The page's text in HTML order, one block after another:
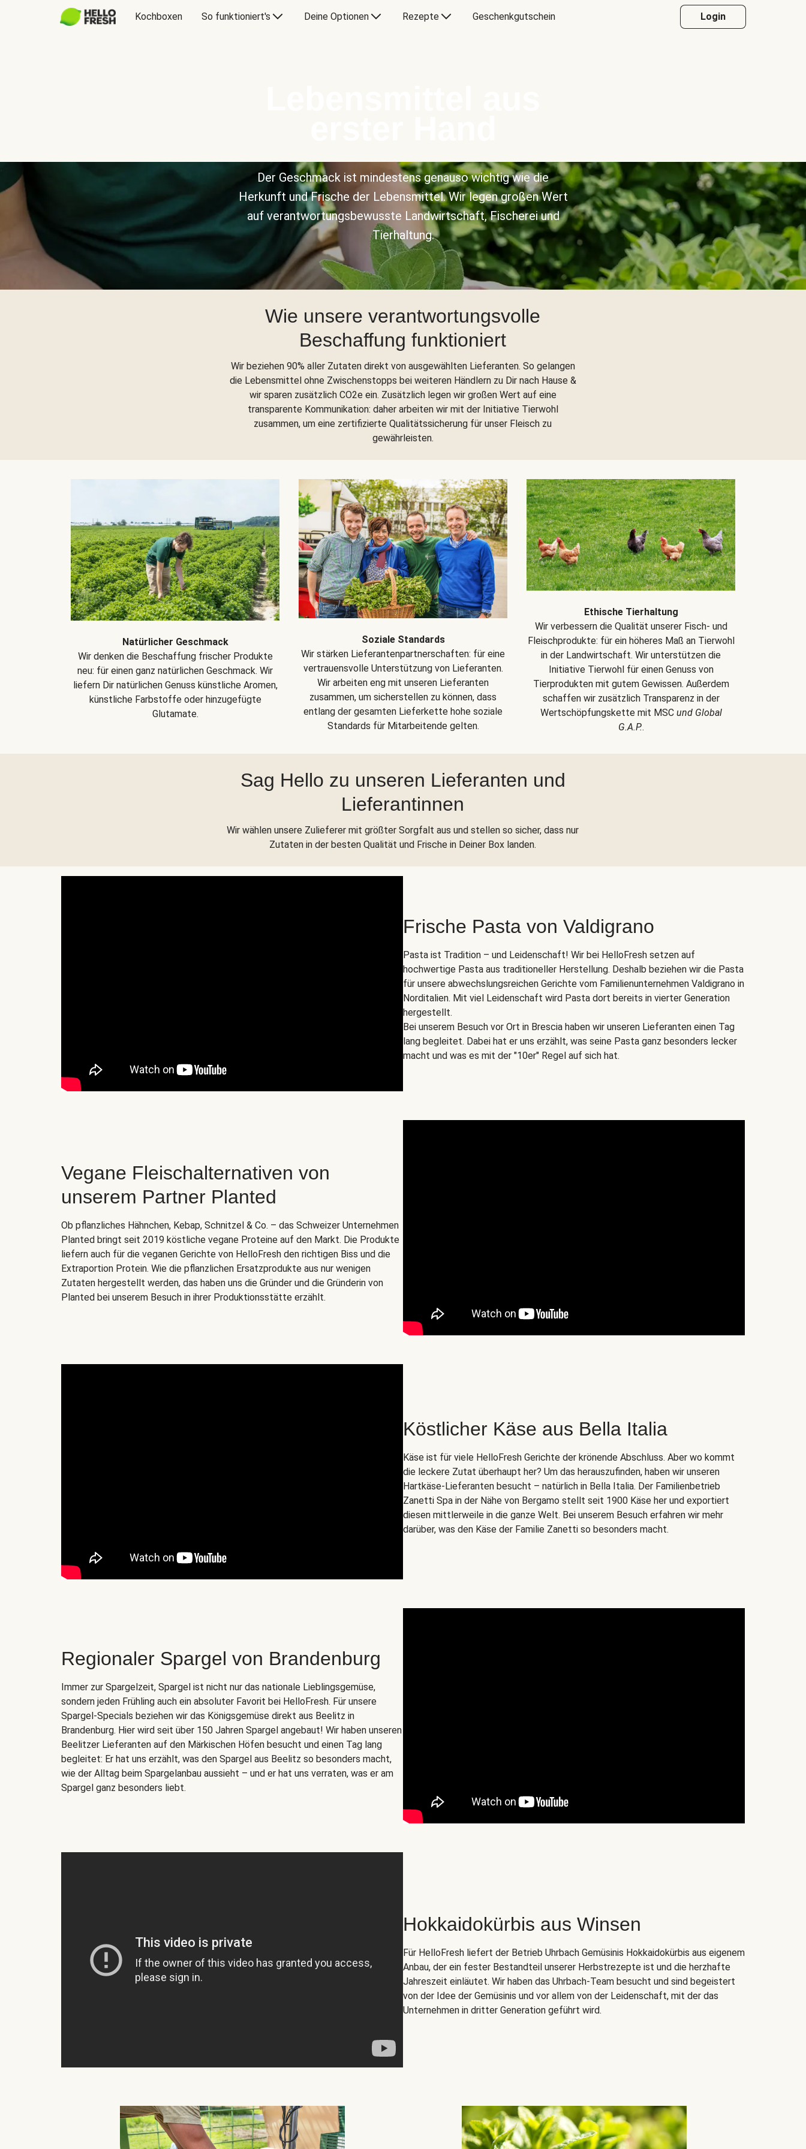
Kochboxen So funktioniert's Deine Optionen Rezepte Geschenkgutschein Login
Der Geschmack ist mindestens genauso wichtig wie die
Herkunft und Frische der Lebensmittel. Wir legen großen Wert
auf verantwortungsbewusste Landwirtschaft, Fischerei und
Tierhaltung.
Wie unsere verantwortungsvolle
Beschaffung funktioniert
Wir beziehen 90% aller Zutaten direkt von ausgewählten Lieferanten. So gelangen
die Lebensmittel ohne Zwischenstopps bei weiteren Händlern zu Dir nach Hause &
wir sparen zusätzlich CO2e ein. Zusätzlich legen wir großen Wert auf eine
transparente Kommunikation: daher arbeiten wir mit der Initiative Tierwohl
zusammen, um eine zertifizierte Qualitätssicherung für unser Fleisch zu
gewährleisten.
Natürlicher Geschmack
Wir denken die Beschaffung frischer Produkte
neu: für einen ganz natürlichen Geschmack. Wir
liefern Dir natürlichen Genuss künstliche Aromen,
künstliche Farbstoffe oder hinzugefügte
Glutamate.
Soziale Standards
Wir stärken Lieferantenpartnerschaften: für eine
vertrauensvolle Unterstützung von Lieferanten.
Wir arbeiten eng mit unseren Lieferanten
zusammen, um sicherstellen zu können, dass
entlang der gesamten Lieferkette hohe soziale
Standards für Mitarbeitende gelten.
Ethische Tierhaltung
Wir verbessern die Qualität unserer Fisch- und
Fleischprodukte: für ein höheres Maß an Tierwohl
in der Landwirtschaft. Wir unterstützen die
Initiative Tierwohl für einen Genuss von
Tierprodukten mit gutem Gewissen. Außerdem
schaffen wir zusätzlich Transparenz in der
Wertschöpfungskette mit MSCund Global
G.A.P..
Sag Hello zu unseren Lieferanten und
Lieferantinnen
Wir wählen unsere Zulieferer mit größter Sorgfalt aus und stellen so sicher, dass nur
Zutaten in der besten Qualität und Frische in Deiner Box landen.
Frische Pasta von Valdigrano
Pasta ist Tradition – und Leidenschaft! Wir bei HelloFresh setzen auf
hochwertige Pasta aus traditioneller Herstellung. Deshalb beziehen wir die Pasta
für unsere abwechslungsreichen Gerichte vom Familienunternehmen Valdigrano in
Norditalien. Mit viel Leidenschaft wird Pasta dort bereits in vierter Generation
hergestellt.
Bei unserem Besuch vor Ort in Brescia haben wir unseren Lieferanten einen Tag
lang begleitet. Dabei hat er uns erzählt, was seine Pasta ganz besonders lecker
macht und was es mit der "10er" Regel auf sich hat.
Vegane Fleischalternativen von
unserem Partner Planted
Ob pflanzliches Hähnchen, Kebap, Schnitzel & Co. – das Schweizer Unternehmen
Planted bringt seit 2019 köstliche vegane Proteine auf den Markt. Die Produkte
liefern auch für die veganen Gerichte von HelloFresh den richtigen Biss und die
Extraportion Protein. Wie die pflanzlichen Ersatzprodukte aus nur wenigen
Zutaten hergestellt werden, das haben uns die Gründer und die Gründerin von
Planted bei unserem Besuch in ihrer Produktionsstätte erzählt.
Köstlicher Käse aus Bella Italia
Käse ist für viele HelloFresh Gerichte der krönende Abschluss. Aber wo kommt
die leckere Zutat überhaupt her? Um das herauszufinden, haben wir unseren
Hartkäse-Lieferanten besucht – natürlich in Bella Italia. Der Familienbetrieb
Zanetti Spa in der Nähe von Bergamo stellt seit 1900 Käse her und exportiert
diesen mittlerweile in die ganze Welt. Bei unserem Besuch erfahren wir mehr
darüber, was den Käse der Familie Zanetti so besonders macht.
Regionaler Spargel von Brandenburg
Immer zur Spargelzeit, Spargel ist nicht nur das nationale Lieblingsgemüse,
sondern jeden Frühling auch ein absoluter Favorit bei HelloFresh. Für unsere
Spargel-Specials beziehen wir das Königsgemüse direkt aus Beelitz in
Brandenburg. Hier wird seit über 150 Jahren Spargel angebaut! Wir haben unseren
Beelitzer Lieferanten auf den Märkischen Höfen besucht und einen Tag lang
begleitet: Er hat uns erzählt, was den Spargel aus Beelitz so besonders macht,
wie der Alltag beim Spargelanbau aussieht – und er hat uns verraten, was er am
Spargel ganz besonders liebt.
Hokkaidokürbis aus Winsen
Für HelloFresh liefert der Betrieb Uhrbach Gemüsinis Hokkaidokürbis aus eigenem
Anbau, der ein fester Bestandteil unserer Herbstrezepte ist und die herzhafte
Jahreszeit einläutet. Wir haben das Uhrbach-Team besucht und sind begeistert
von der Idee der Gemüsinis und vor allem von der Leidenschaft, mit der das
Unternehmen in dritter Generation geführt wird.